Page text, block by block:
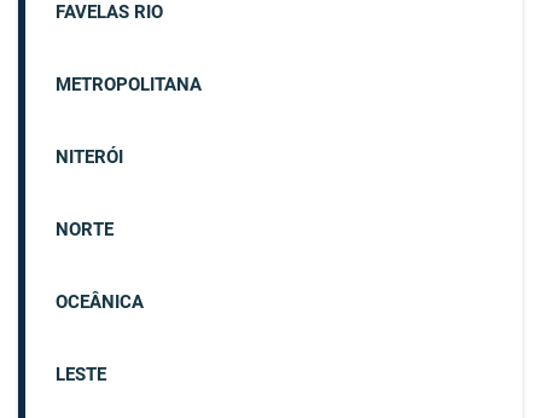
FAVELAS RIO
METROPOLITANA
NITERÓI
NORTE
OCEÂNICA
LESTE